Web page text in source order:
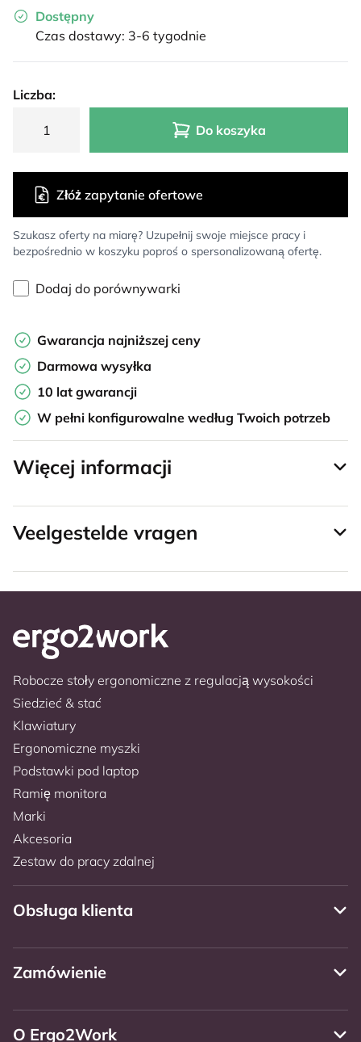
Dostępny
Czas dostawy: 3-6 tygodnie
Liczba:
Do koszyka
Szukasz oferty na miarę? Uzupełnij swoje miejsce pracy i
bezpośrednio w koszyku poproś o spersonalizowaną ofertę.
Złóż zapytanie ofertowe
Dodaj do porównywarki
Gwarancja najniższej ceny
Darmowa wysyłka
10 lat gwarancji
W pełni konfigurowalne według Twoich potrzeb
Więcej informacji
Veelgestelde vragen
Robocze stoły ergonomiczne z regulacją wysokości
Siedzieć & stać
Klawiatury
Ergonomiczne myszki
Podstawki pod laptop
Ramię monitora
Marki
Akcesoria
Zestaw do pracy zdalnej
Obsługa klienta
Zamówienie
O Ergo2Work